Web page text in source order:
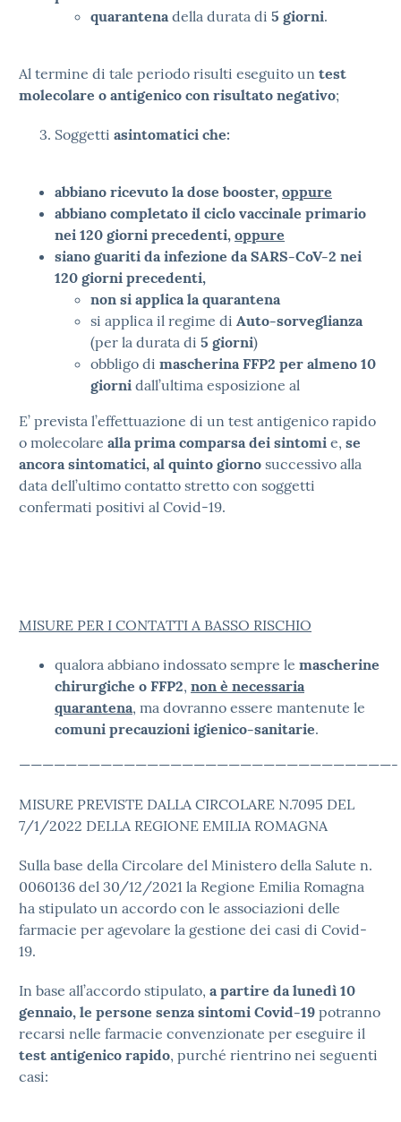
quarantenadella durata di 5 giorni.
Al termine di tale periodo risulti eseguito un test
molecolare o antigenico con risultato negativo;
Soggetti asintomatici che:
abbiano ricevuto la dose booster, oppure
abbiano completato il ciclo vaccinale primario
nei 120 giorni precedenti, oppure
siano guariti da infezione da SARS-CoV-2 nei
120 giorni precedenti,
non si applica la quarantena
si applica il regime di Auto-sorveglianza
(per la durata di 5 giorni)
obbligo di mascherina FFP2 per almeno 10
giorni dall’ultima esposizione al
E’ prevista l’effettuazione di un test antigenico rapido
o molecolare alla prima comparsa dei sintomi e, se
ancora sintomatici, al quinto giorno successivo alla
data dell’ultimo contatto stretto con soggetti
confermati positivi al Covid-19.
MISURE PER I CONTATTI A BASSO RISCHIO
qualora abbiano indossato sempre le mascherine
chirurgiche o FFP2, non è necessaria
quarantena, ma dovranno essere mantenute le
comuni precauzioni igienico-sanitarie.
————————————————————————————————-
MISURE PREVISTE DALLA CIRCOLARE N.7095 DEL
7/1/2022 DELLA REGIONE EMILIA ROMAGNA
Sulla base della Circolare del Ministero della Salute n.
0060136 del 30/12/2021 la Regione Emilia Romagna
ha stipulato un accordo con le associazioni delle
farmacie per agevolare la gestione dei casi di Covid-
19.
In base all’accordo stipulato, a partire da lunedì 10
gennaio, le persone senza sintomi Covid-19 potranno
recarsi nelle farmacie convenzionate per eseguire il
test antigenico rapido, purché rientrino nei seguenti
casi: